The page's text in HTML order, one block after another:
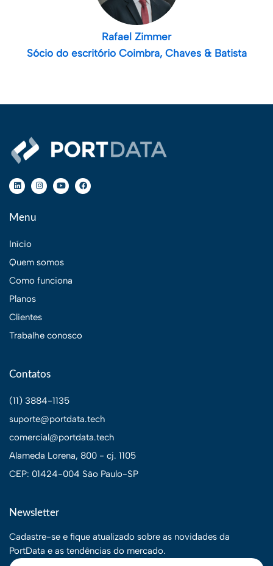
Rafael Zimmer
Sócio do escritório Coimbra, Chaves & Batista
Menu
Início
Quem somos
Como funciona
Planos
Clientes
Trabalhe conosco
Contatos
(11) 3884-1135
suporte@portdata.tech
comercial@portdata.tech
Alameda Lorena, 800 - cj. 1105
CEP: 01424-004 São Paulo-SP
Newsletter
Cadastre-se e fique atualizado sobre as novidades da
PortData e as tendências do mercado.